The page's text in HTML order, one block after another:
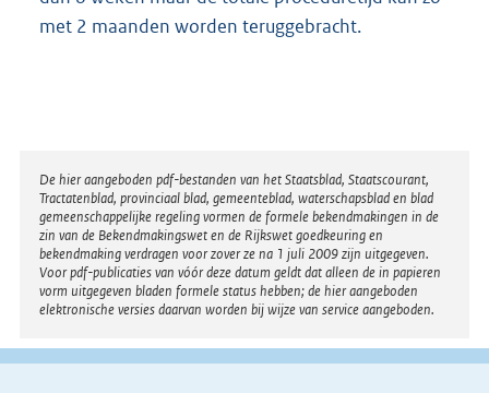
met 2 maanden worden teruggebracht.
Disclaimer
De hier aangeboden pdf-bestanden van het Staatsblad, Staatscourant,
Tractatenblad, provinciaal blad, gemeenteblad, waterschapsblad en blad
gemeenschappelijke regeling vormen de formele bekendmakingen in de
zin van de Bekendmakingswet en de Rijkswet goedkeuring en
bekendmaking verdragen voor zover ze na 1 juli 2009 zijn uitgegeven.
Voor pdf-publicaties van vóór deze datum geldt dat alleen de in papieren
vorm uitgegeven bladen formele status hebben; de hier aangeboden
elektronische versies daarvan worden bij wijze van service aangeboden.